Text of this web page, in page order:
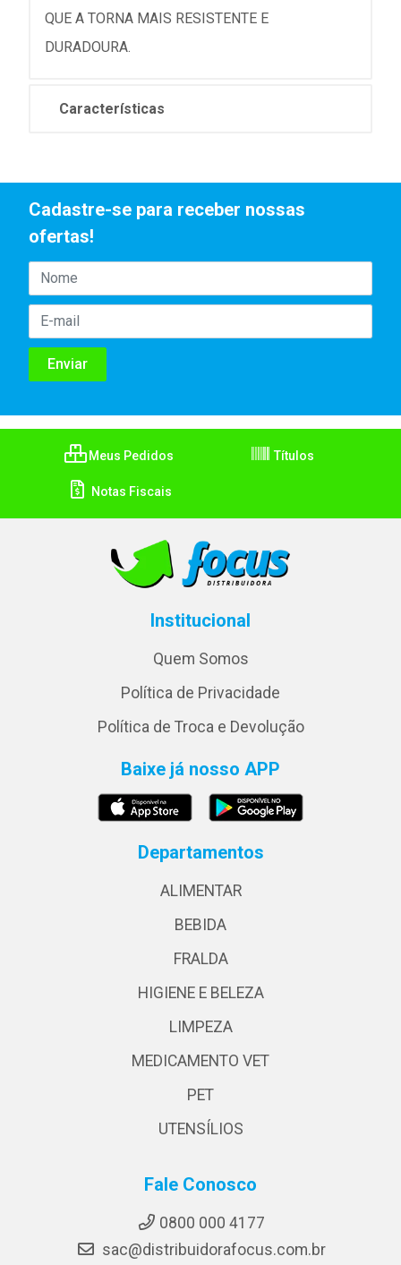
QUE A TORNA MAIS RESISTENTE E
DURADOURA.
Características
Cadastre-se para receber nossas
ofertas!
Meus Pedidos Títulos
Notas Fiscais
Institucional
Quem Somos
Política de Privacidade
Política de Troca e Devolução
Baixe já nosso APP
Departamentos
ALIMENTAR
BEBIDA
FRALDA
HIGIENE E BELEZA
LIMPEZA
MEDICAMENTO VET
PET
UTENSÍLIOS
Fale Conosco
0800 000 4177
sac@distribuidorafocus.com.br